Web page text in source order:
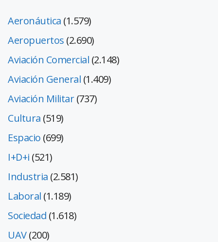
Aeronáutica (1.579)
Aeropuertos (2.690)
Aviación Comercial (2.148)
Aviación General (1.409)
Aviación Militar(737)
Cultura (519)
Espacio (699)
I+D+i (521)
Industria (2.581)
Laboral (1.189)
Sociedad (1.618)
UAV(200)